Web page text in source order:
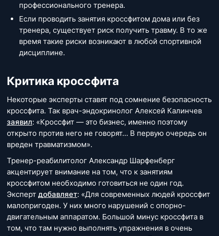
профессионального тренера.
Если проводить занятия кроссфитом дома или без
тренера, существует риск получить травму. В то же
время такие риски возникают в любой спортивной
дисциплине.
Критика кроссфита
Некоторые эксперты ставят под сомнение безопасность
кроссфита. Так врач-эндокринолог Алексей Калинчев
заявил: «Кроссфит — это бизнес, именно поэтому
открыто против него не говорят… В первую очередь он
вреден травматизмом».
Тренер-реабилитолог Александр Шарфенберг
акцентирует внимание на том, что к занятиям
кроссфитом необходимо готовиться не один год.
Эксперт добавляет: «Для современных людей кроссфит
малопригоден. У них много нарушений с опорно-
двигательным аппаратом. Большой минус кроссфита в
том, что там нужно выполнять упражнения в очень